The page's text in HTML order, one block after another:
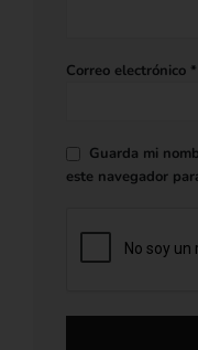
Correo electrónico *
Guarda mi
este navegador